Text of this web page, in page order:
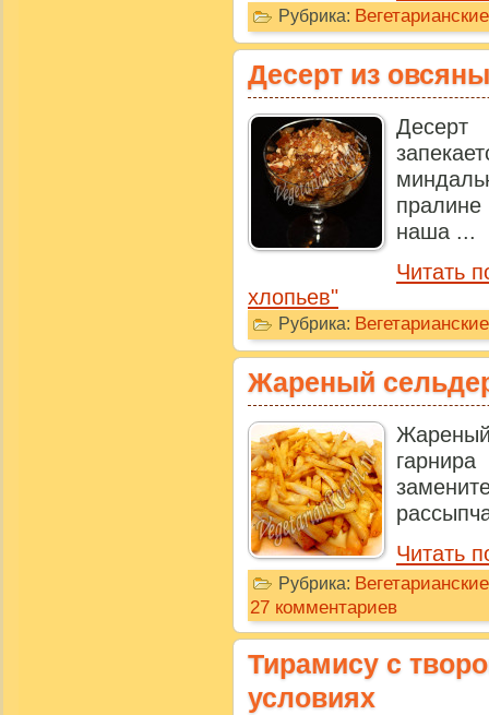
Рубрика:
Десерт из
Десерт
наша ...
Читать
хлопьев"
Рубрика:
Жареный
Читать
Рубрика:
27 комментариев
Тирамису с
условиях